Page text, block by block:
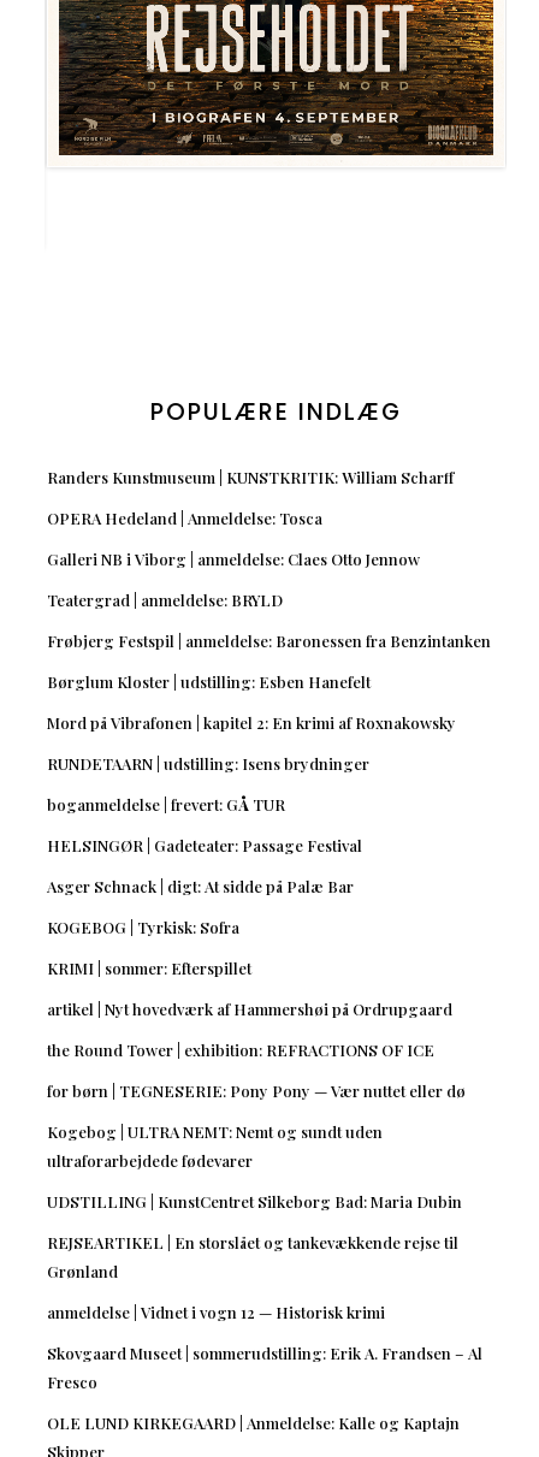
POPULÆRE INDLÆG
Randers Kunstmuseum | KUNSTKRITIK: William Scharff
OPERA Hedeland | Anmeldelse: Tosca
Galleri NB i Viborg | anmeldelse: Claes Otto Jennow
Teatergrad | anmeldelse: BRYLD
Frøbjerg Festspil | anmeldelse: Baronessen fra Benzintanken
Børglum Kloster | udstilling: Esben Hanefelt
Mord på Vibrafonen | kapitel 2: En krimi af Roxnakowsky
RUNDETAARN | udstilling: Isens brydninger
boganmeldelse | frevert: GÅ TUR
HELSINGØR | Gadeteater: Passage Festival
Asger Schnack | digt: At sidde på Palæ Bar
KOGEBOG | Tyrkisk: Sofra
KRIMI | sommer: Efterspillet
artikel | Nyt hovedværk af Hammershøi på Ordrupgaard
the Round Tower | exhibition: REFRACTIONS OF ICE
for børn | TEGNESERIE: Pony Pony — Vær nuttet eller dø
Kogebog | ULTRA NEMT: Nemt og sundt uden
ultraforarbejdede fødevarer
UDSTILLING | KunstCentret Silkeborg Bad: Maria Dubin
REJSEARTIKEL | En storslået og tankevækkende rejse til
Grønland
anmeldelse | Vidnet i vogn 12 — Historisk krimi
Skovgaard Museet | sommerudstilling: Erik A. Frandsen – Al
Fresco
OLE LUND KIRKEGAARD | Anmeldelse: Kalle og Kaptajn
Skipper